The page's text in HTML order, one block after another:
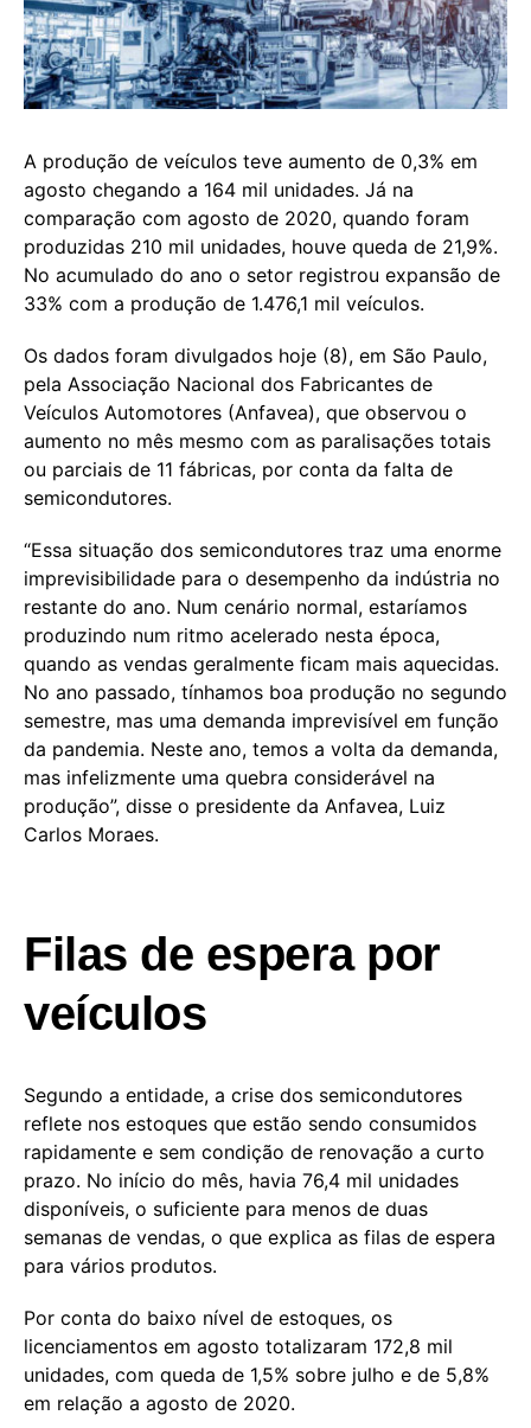
A produção de veículos teve aumento de 0,3% em
agosto chegando a 164 mil unidades. Já na
comparação com agosto de 2020, quando foram
produzidas 210 mil unidades, houve queda de 21,9%.
No acumulado do ano o setor registrou expansão de
33% com a produção de 1.476,1 mil veículos.
Os dados foram divulgados hoje (8), em São Paulo,
pela Associação Nacional dos Fabricantes de
Veículos Automotores (Anfavea), que observou o
aumento no mês mesmo com as paralisações totais
ou parciais de 11 fábricas, por conta da falta de
semicondutores.
“Essa situação dos semicondutores traz uma enorme
imprevisibilidade para o desempenho da indústria no
restante do ano. Num cenário normal, estaríamos
produzindo num ritmo acelerado nesta época,
quando as vendas geralmente ficam mais aquecidas.
No ano passado, tínhamos boa produção no segundo
semestre, mas uma demanda imprevisível em função
da pandemia. Neste ano, temos a volta da demanda,
mas infelizmente uma quebra considerável na
produção”, disse o presidente da Anfavea, Luiz
Carlos Moraes.
Filas de espera por
veículos
Segundo a entidade, a crise dos semicondutores
reflete nos estoques que estão sendo consumidos
rapidamente e sem condição de renovação a curto
prazo. No início do mês, havia 76,4 mil unidades
disponíveis, o suficiente para menos de duas
semanas de vendas, o que explica as filas de espera
para vários produtos.
Por conta do baixo nível de estoques, os
licenciamentos em agosto totalizaram 172,8 mil
unidades, com queda de 1,5% sobre julho e de 5,8%
em relação a agosto de 2020.